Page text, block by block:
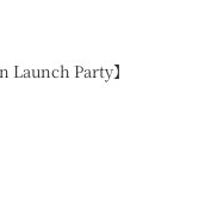
Launch Party】